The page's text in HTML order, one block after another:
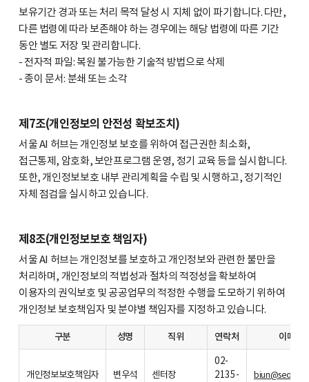
보유기간 경과 또는 처리 목적 달성 시 지체 없이 파기합니다. 다만,
다른 법령에 따라 보존해야 하는 경우에는 해당 법령에 따른 기간
동안 별도 저장 및 관리합니다.
- 전자적 파일: 복원 불가능한 기술적 방법으로 삭제
- 종이 문서: 분쇄 또는 소각
제7조(개인정보의 안전성 확보조치)
서울 AI 허브는 개인정보 보호를 위하여 접근권한 최소화,
접근통제, 암호화, 보안프로그램 운영, 정기 교육 등을 실시합니다.
또한, 개인정보보호 내부 관리계획을 수립 및 시행하고, 정기적인
자체 점검을 실시하고 있습니다.
제8조(개인정보보호 책임자)
서울 AI 허브는 개인정보를 보호하고 개인정보와 관련한 불만을
처리하며, 개인정보의 적법성과 절차의 적정성을 확보하여
이용자의 권익보호 및 공공업무의 적정한 수행을 도모하기 위하여
개인정보 보호책임자 및 분야별 책임자를 지정하고 있습니다.
구분 성명 직위 연락처 이메일
개인정보보호책임자 변우석 센터장
02-
2135-